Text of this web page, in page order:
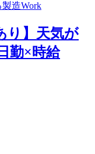
り】天気が
勤×時給